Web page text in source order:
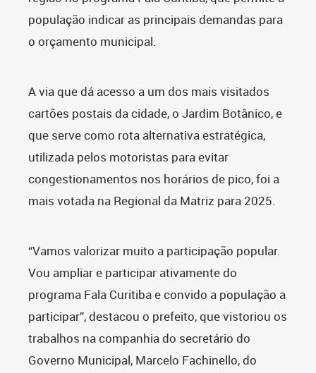
população indicar as principais demandas para
o orçamento municipal.
A via que dá acesso a um dos mais visitados
cartões postais da cidade, o Jardim Botânico, e
que serve como rota alternativa estratégica,
utilizada pelos motoristas para evitar
congestionamentos nos horários de pico, foi a
mais votada na Regional da Matriz para 2025.
“Vamos valorizar muito a participação popular.
Vou ampliar e participar ativamente do
programa Fala Curitiba e convido a população a
participar”, destacou o prefeito, que vistoriou os
trabalhos na companhia do secretário do
Governo Municipal, Marcelo Fachinello, do